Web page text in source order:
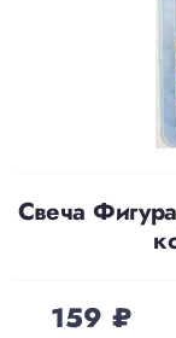
Свеча
159₽